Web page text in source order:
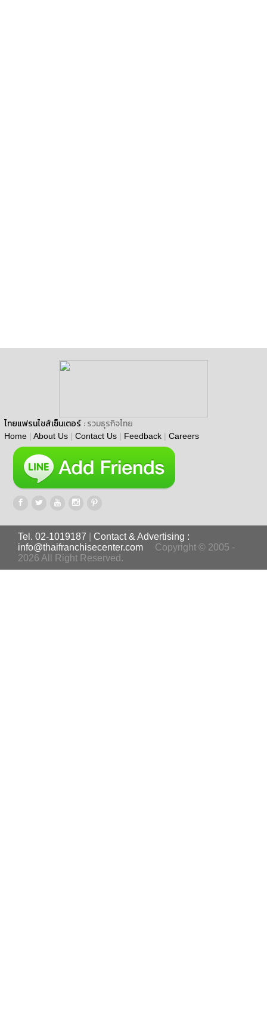
ไทยแฟรนไชส์เซ็นเตอร์ : รวมธุรกิจไทย
Home | About Us | Contact Us | Feedback | Careers
Tel. 02-1019187
Contact & Advertising :
info@thaifranchisecenter.com
Copyright © 2005 -
2026 All Right Reserved.